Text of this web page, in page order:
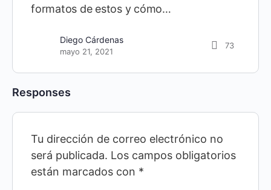
formatos de estos y cómo…
Diego Cárdenas
mayo 21, 2021
73
Responses
Tu dirección de correo electrónico no
será publicada. Los campos obligatorios
están marcados con *